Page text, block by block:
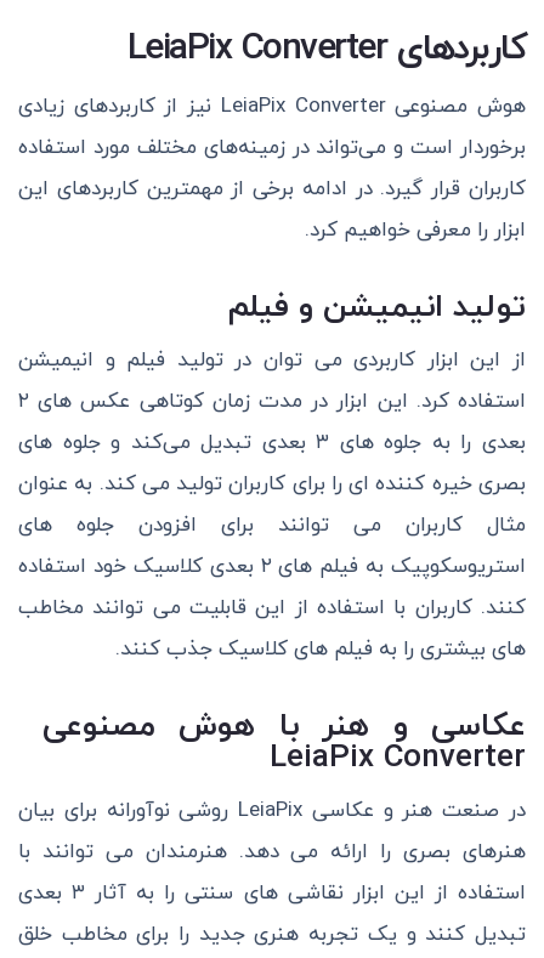
کاربردهای LeiaPix Converter
هوش مصنوعی LeiaPix Converter نیز از کاربردهای زیادی
برخوردار است و می‌تواند در زمینه‌های مختلف مورد استفاده
کاربران قرار گیرد. در ادامه برخی از مهمترین کاربردهای این
ابزار را معرفی خواهیم کرد.
تولید انیمیشن و فیلم
از این ابزار کاربردی می توان در تولید فیلم و انیمیشن
استفاده کرد. این ابزار در مدت زمان کوتاهی عکس های ۲
بعدی را به جلوه های ۳ بعدی تبدیل می‌کند و جلوه های
بصری خیره کننده ای را برای کاربران تولید می کند. به عنوان
مثال کاربران می توانند برای افزودن جلوه های
استریوسکوپیک به فیلم های ۲ بعدی کلاسیک خود استفاده
کنند‌. کاربران با استفاده از این قابلیت می توانند مخاطب
های بیشتری را به فیلم های کلاسیک جذب کنند.
عکاسی و هنر با هوش مصنوعی
LeiaPix Converter
در صنعت هنر و عکاسی LeiaPix روشی نوآورانه برای بیان
هنرهای بصری را ارائه می دهد. هنرمندان می توانند با
استفاده از این ابزار نقاشی های سنتی را به آثار ۳ بعدی
تبدیل کنند و یک تجربه هنری جدید را برای مخاطب خلق